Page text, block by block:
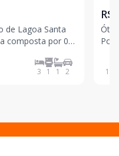
de Lagoa Santa
3 1 1 2
R$
107